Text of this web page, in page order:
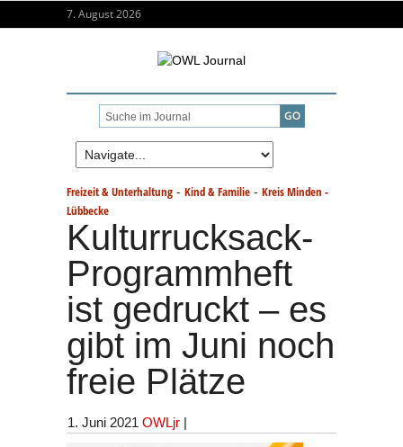
7. August 2026
Freizeit & Unterhaltung - Kind & Familie - Kreis Minden -
Lübbecke
Kulturrucksack-
Programmheft
ist gedruckt – es
gibt im Juni noch
freie Plätze
1. Juni 2021 OWLjr |